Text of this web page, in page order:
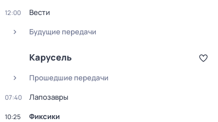
12:00
Вести
Будущие передачи
Карусель
Прошедшие передачи
07:40 Лапозавры
10:25 Фиксики